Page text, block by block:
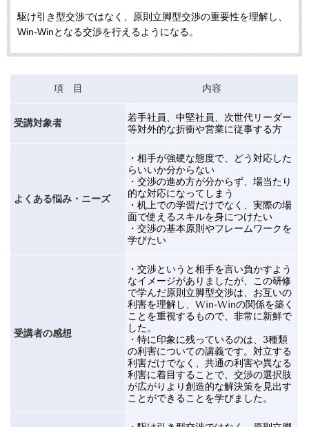
駆け引き型交渉ではなく、原則立脚型交渉の重要性を理解し、
Win-Winとなる交渉を行えるようになる。
項 目 内容
受講対象者
若手社員、中堅社員、次世代リーダー
等対外的な折衝や営業に従事する方
よくある悩み・ニーズ
・相手が強硬な態度で、どう対応した
らいいか分からない
・交渉の進め方が分からず、場当たり
的な対応になってしまう
・机上での学習だけでなく、実際の場
面で使えるスキルを身につけたい
・交渉の基本原則やフレームワークを
学びたい
受講者の感想
・交渉というと相手を言い負かすよう
なイメージがありましたが、この研修
で学んだ原則立脚型交渉は、お互いの
利害を理解し、Win-Winの関係を築く
ことを重視するもので、非常に新鮮で
した。
・特に印象に残っているのは、3種類
の利害についての講義です。対立する
利害だけでなく、共通の利害や異なる
利害に着目することで、交渉の選択肢
が広がりより創造的な解決策を見出す
ことができることを学びました。